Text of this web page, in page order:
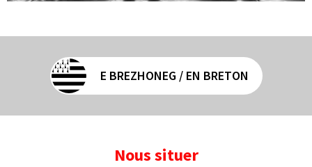
E BREZHONEG / EN BRETON
Nous situer